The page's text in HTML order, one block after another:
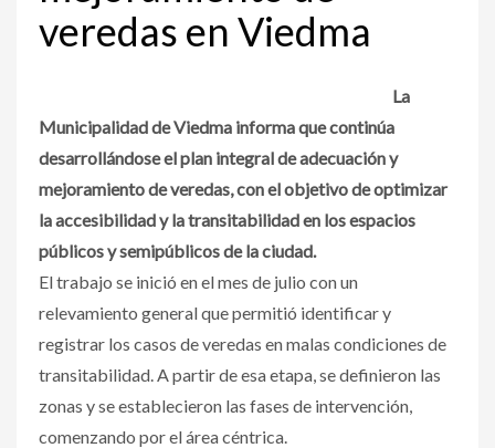
veredas en Viedma
La
Municipalidad de Viedma informa que continúa
desarrollándose el plan integral de adecuación y
mejoramiento de veredas, con el objetivo de optimizar
la accesibilidad y la transitabilidad en los espacios
públicos y semipúblicos de la ciudad.
El trabajo se inició en el mes de julio con un
relevamiento general que permitió identificar y
registrar los casos de veredas en malas condiciones de
transitabilidad. A partir de esa etapa, se definieron las
zonas y se establecieron las fases de intervención,
comenzando por el área céntrica.